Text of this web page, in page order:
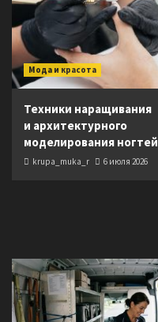
Мода и красота
Техники наращивания
и архитектурного
моделирования ногтей
krupa_muka_r 6 июля 2026